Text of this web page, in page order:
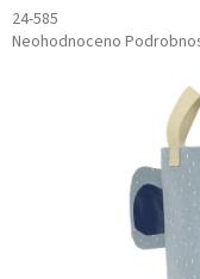
24-585
Průměrné
Neohodnoceno